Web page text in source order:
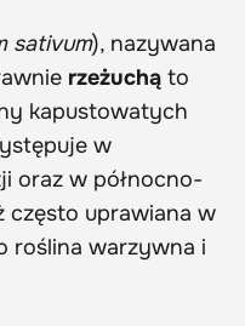
sativum), nazywana
rzeżuchą to
kapustowatych
w
oraz w północno-
często uprawiana w
roślina warzywna i